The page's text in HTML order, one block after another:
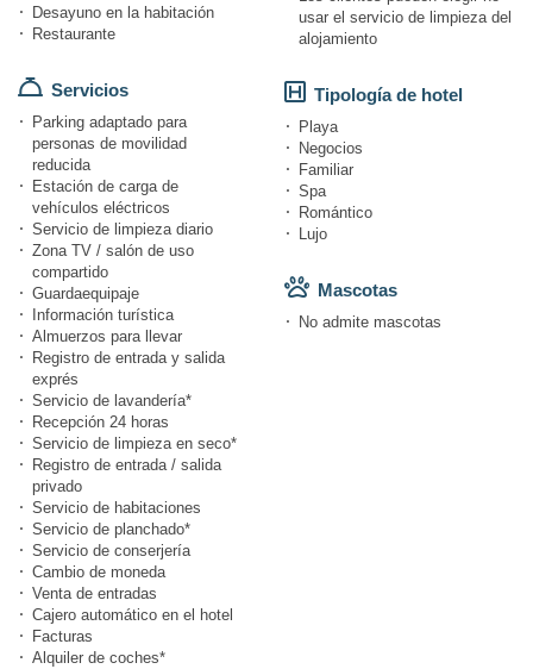
Desayuno en la habitación
Restaurante
Servicios
Parking adaptado para
personas de movilidad
reducida
Estación de carga de
vehículos eléctricos
Servicio de limpieza diario
Zona TV / salón de uso
compartido
Guardaequipaje
Información turística
Almuerzos para llevar
Registro de entrada y salida
exprés
Servicio de lavandería*
Recepción 24 horas
Servicio de limpieza en seco*
Registro de entrada / salida
privado
Servicio de habitaciones
Servicio de planchado*
Servicio de conserjería
Cambio de moneda
Venta de entradas
Cajero automático en el hotel
Facturas
Alquiler de coches*
usar el servicio de limpieza del
alojamiento
Tipología de hotel
Playa
Negocios
Familiar
Spa
Romántico
Lujo
Mascotas
No admite mascotas